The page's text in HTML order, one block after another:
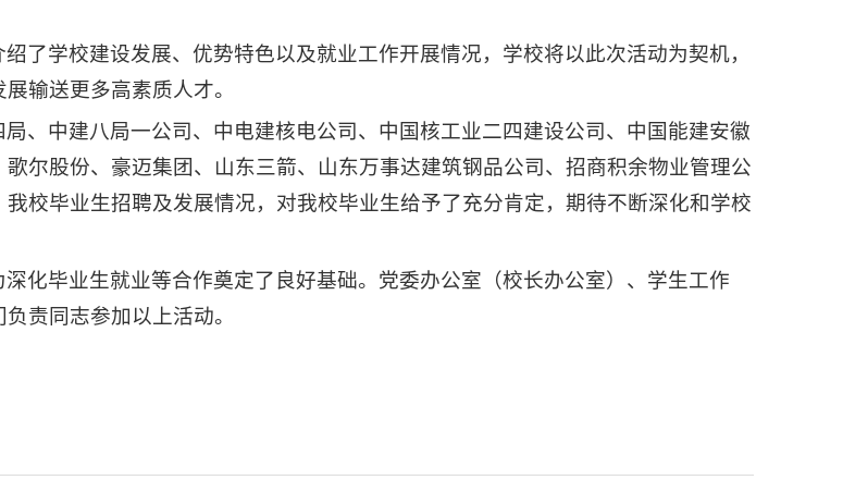
了学校建设发展、优势特色以及就业工作开展情况，学校将以此次活动为契机，
输送更多高素质人才。
、中建八局一公司、中电建核电公司、中国核工业二四建设公司、中国能建安徽
尔股份、豪迈集团、山东三箭、山东万事达建筑钢品公司、招商积余物业管理公
校毕业生招聘及发展情况，对我校毕业生给予了充分肯定，期待不断深化和学校
化毕业生就业等合作奠定了良好基础。党委办公室（校长办公室）、学生工作
责同志参加以上活动。